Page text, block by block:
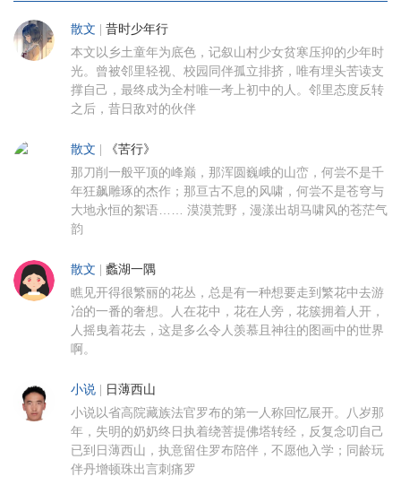
散文 昔时少年行
本文以乡土童年为底色，记叙山村少女贫寒压抑的少年时
光。曾被邻里轻视、校园同伴孤立排挤，唯有埋头苦读支
撑自己，最终成为全村唯一考上初中的人。邻里态度反转
之后，昔日敌对的伙伴
散文 《苦行》
那刀削一般平顶的峰巅，那浑圆巍峨的山峦，何尝不是千
年狂飙雕琢的杰作；那亘古不息的风啸，何尝不是苍穹与
大地永恒的絮语…… 漠漠荒野，漫漾出胡马啸风的苍茫气
韵
散文 蠡湖一隅
瞧见开得很繁丽的花丛，总是有一种想要走到繁花中去游
冶的一番的奢想。人在花中，花在人旁，花簇拥着人开，
人摇曳着花去，这是多么令人羡慕且神往的图画中的世界
啊。
小说 日薄西山
小说以省高院藏族法官罗布的第一人称回忆展开。八岁那
年，失明的奶奶终日执着绕菩提佛塔转经，反复念叨自己
已到日薄西山，执意留住罗布陪伴，不愿他入学；同龄玩
伴丹增顿珠出言刺痛罗